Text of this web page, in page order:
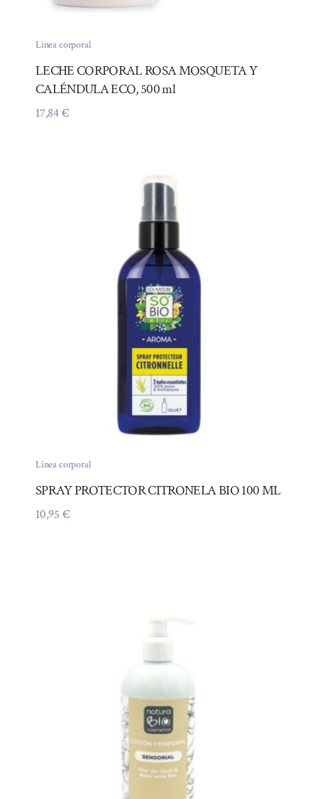
Línea corporal
LECHE CORPORAL ROSA MOSQUETA Y
CALÉNDULA ECO, 500 ml
17,84€
Línea corporal
SPRAY PROTECTOR CITRONELA BIO 100 ML
10,95 €